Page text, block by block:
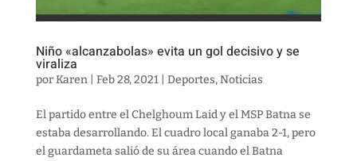
Niño «alcanzabolas» evita un gol decisivo y se
viraliza
porKaren| Feb 28, 2021| Deportes,Noticias
El partido entre el Chelghoum Laid y el MSP Batna se
estaba desarrollando. El cuadro local ganaba 2-1, pero
el guardameta salió de su área cuando el Batna